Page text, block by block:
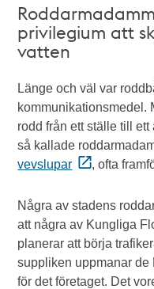
privilegium att
vatten
Länge och väl var
kommunikationsmedel.
rodd från ett ställe till
så kallade
vevslupar
, ofta
Några av stadens
att några av Kungliga
planerar att börja
suppliken uppmanar
för det företaget. Det